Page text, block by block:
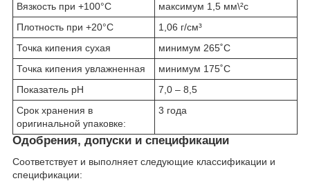
Вязкость при +100°C
максимум 1,5 мм\²с
Плотность при +20°C
1,06 г/см³
Точка кипения сухая
минимум 265˚С
Точка кипения увлажненная
минимум 175˚С
Показатель рН
7,0 – 8,5
Срок хранения в
оригинальной упаковке:
3 года
Одобрения, допуски и спецификации
Соответствует и выполняет следующие классификации и
спецификации: